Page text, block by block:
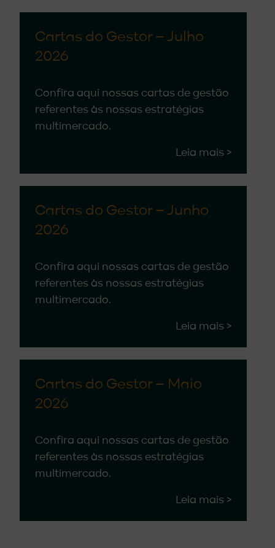
Cartas do Gestor – Julho
2026
Confira aqui nossas cartas de gestão
referentes às nossas estratégias
multimercado.
Leia mais >
Cartas do Gestor – Junho
2026
Confira aqui nossas cartas de gestão
referentes às nossas estratégias
multimercado.
Leia mais >
Cartas do Gestor – Maio
2026
Confira aqui nossas cartas de gestão
referentes às nossas estratégias
multimercado.
Leia mais >